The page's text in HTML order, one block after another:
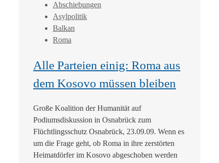
Abschiebungen
Asylpolitik
Balkan
Roma
Alle Parteien einig: Roma aus
dem Kosovo müssen bleiben
Große Koalition der Humanität auf
Podiumsdiskussion in Osnabrück zum
Flüchtlingsschutz Osnabrück, 23.09.09. Wenn es
um die Frage geht, ob Roma in ihre zerstörten
Heimatdörfer im Kosovo abgeschoben werden